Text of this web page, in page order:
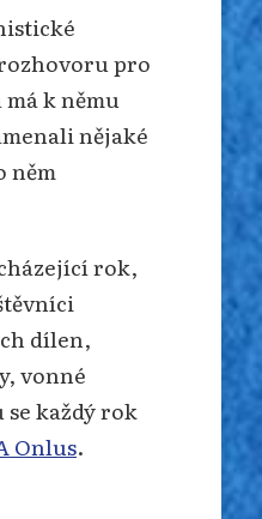
pro
k němu
nějaké
něm
rok,
dílen,
vonné
každý rok
Onlus.